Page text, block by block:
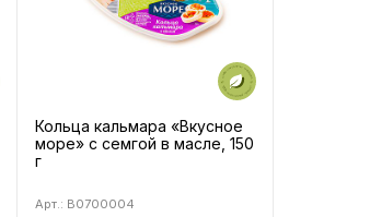
Кольца кальмара «Вкусное
море» с семгой в масле, 150
г
Арт.: B0700004